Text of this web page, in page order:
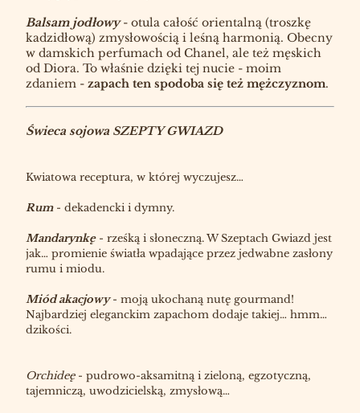
Balsam jodłowy- otula całość orientalną (troszkę
kadzidłową) zmysłowością i leśną harmonią. Obecny
w damskich perfumach od Chanel, ale też męskich
od Diora. To właśnie dzięki tej nucie - moim
zdaniem - zapach ten spodoba się też mężczyznom.
Świeca sojowa SZEPTY GWIAZD
Kwiatowa receptura, w której wyczujesz…
Rum- dekadencki i dymny.
Mandarynkę- rześką i słoneczną. W Szeptach Gwiazd jest
jak… promienie światła wpadające przez jedwabne zasłony
rumu i miodu.
Miód akacjowy- moją ukochaną nutę gourmand!
Najbardziej eleganckim zapachom dodaje takiej… hmm…
dzikości.
Orchideę- pudrowo-aksamitną i zieloną, egzotyczną,
tajemniczą, uwodzicielską, zmysłową…